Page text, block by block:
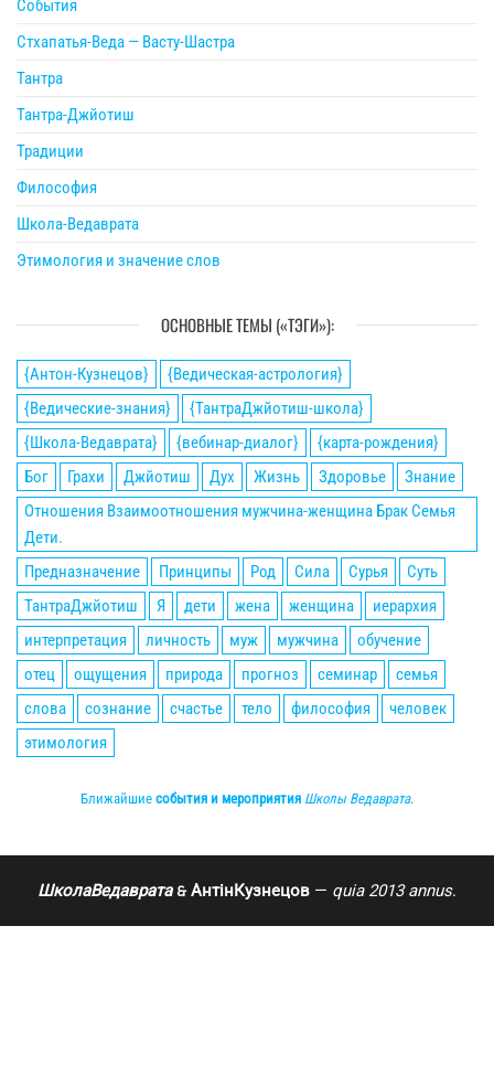
События
Стхапатья-Веда — Васту-Шастра
Тантра
Тантра-Джйотиш
Традиции
Философия
Школа-Ведаврата
Этимология и значение слов
ОСНОВНЫЕ ТЕМЫ («ТЭГИ»):
{Антон-Кузнецов}
{Ведическая-астрология}
{Ведические-знания}
{ТантраДжйотиш-школа}
{Школа-Ведаврата}
{вебинар-диалог}
{карта-рождения}
Бог
Грахи Джйотиш Дух Жизнь Здоровье
Знание
Отношения Взаимоотношения мужчина-женщина Брак Семья
Дети.
Предназначение
Принципы Род Сила Сурья
Суть
ТантраДжйотиш
Я дети жена женщина
иерархия
интерпретация
личность муж мужчина
обучение
отец
ощущения природа прогноз семинар
семья
слова
сознание счастье тело философия
человек
этимология
Ближайшие события и мероприятия Школы Ведаврата.
ШколаВедаврата 🙲 АнтінКузнецов — quia 2013 annus.